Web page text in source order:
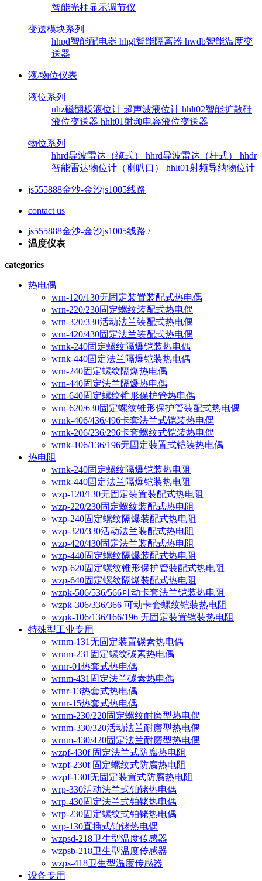
智能光柱显示调节仪
变送模块系列
hhpd智能配电器 hhgl智能隔离器 hwdb智能温度变
送器
液/物位仪表
液位系列
uhz磁翻板液位计 超声波液位计 hhlt02智能扩散硅
液位变送器 hhlt01射频电容液位变送器
物位系列
hhrd导波雷达（缆式） hhrd导波雷达（杆式） hhdr
智能雷达物位计（喇叭口） hhlt01射频导纳物位计
js555888金沙-金沙js1005线路
contact us
js555888金沙-金沙js1005线路 /
温度仪表
categories
热电偶
wrn-120/130无固定装置装配式热电偶
wrn-220/230固定螺纹装配式热电偶
wrn-320/330活动法兰装配式热电偶
wrn-420/430固定法兰装配式热电偶
wrnk-240固定螺纹隔爆铠装热电偶
wrnk-440固定法兰隔爆铠装热电偶
wrn-240固定螺纹隔爆热电偶
wrn-440固定法兰隔爆热电偶
wrn-640固定螺纹锥形保护管热电偶
wrn-620/630固定螺纹锥形保护管装配式热电偶
wrnk-406/436/496卡套法兰式铠装热电偶
wrnk-206/236/296卡套螺纹式铠装热电偶
wrnk-106/136/196无固定装置式铠装热电偶
热电阻
wrnk-240固定螺纹隔爆铠装热电阻
wrnk-440固定法兰隔爆铠装热电阻
wzp-120/130无固定装置装配式热电阻
wzp-220/230固定螺纹装配式热电阻
wzp-240固定螺纹隔爆装配式热电阻
wzp-320/330活动法兰装配式热电阻
wzp-420/430固定法兰装配式热电阻
wzp-440固定螺纹隔爆装配式热电阻
wzp-620固定螺纹锥形保护管装配式热电阻
wzp-640固定螺纹隔爆装配式热电阻
wzpk-506/536/566可动卡套法兰铠装热电阻
wzpk-306/336/366 可动卡套螺纹铠装热电阻
wzpk-106/136/166/196 无固定装置铠装热电阻
特殊型工业专用
wrnm-131无固定装置碳素热电偶
wrnm-231固定螺纹碳素热电偶
wrnr-01热套式热电偶
wrnm-431固定法兰碳素热电偶
wrnr-13热套式热电偶
wrnr-15热套式热电偶
wrnm-230/220固定螺纹耐磨型热电偶
wrnm-330/320活动法兰耐磨型热电偶
wrnm-430/420固定法兰耐磨型热电偶
wzpf-430f 固定法兰式防腐热电阻
wzpf-230f 固定螺纹式防腐热电阻
wzpf-130f无固定装置式防腐热电阻
wrp-330活动法兰式铂铑热电偶
wrp-430固定法兰式铂铑热电偶
wrp-230固定螺纹式铂铑热电偶
wrp-130直插式铂铑热电偶
wzpsd-218卫生型温度传感器
wzpsb-218卫生型温度传感器
wzps-418卫生型温度传感器
设备专用